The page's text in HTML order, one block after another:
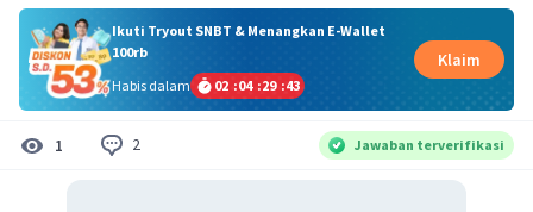
Ikuti Tryout SNBT & Menangkan E-Wallet
100rb
Habis dalam
02 :04 :29 :43
Klaim
1 2 Jawaban terverifikasi